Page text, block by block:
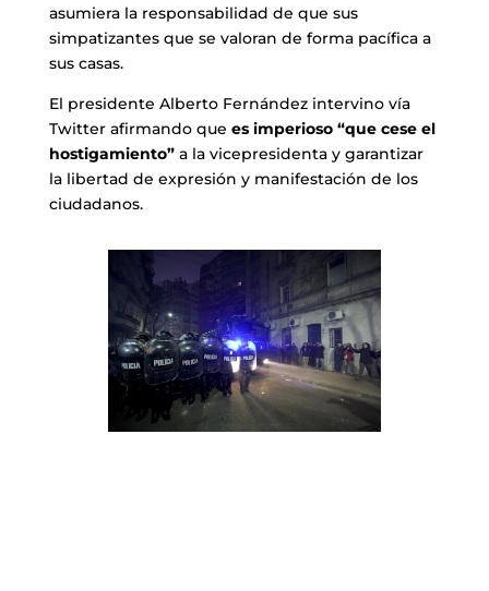
asumiera la responsabilidad de que sus
simpatizantes que se valoran de forma pacífica a
sus casas.
El presidente Alberto Fernández intervino vía
Twitter afirmando que es imperioso “que cese el
hostigamiento”a la vicepresidenta y garantizar
la libertad de expresión y manifestación de los
ciudadanos.